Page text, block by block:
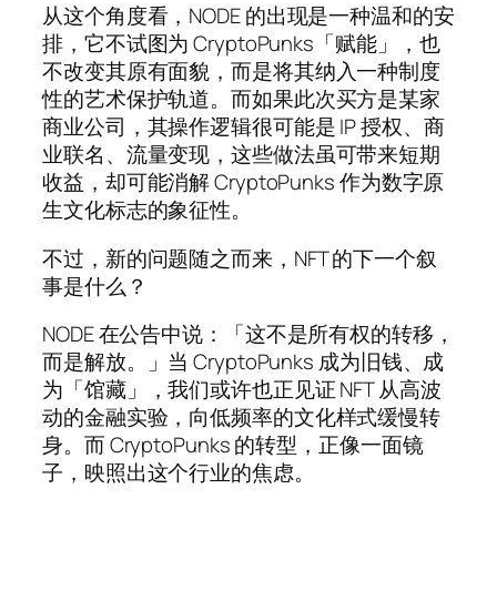
从这个角度看，NODE 的出现是一种温和的安
排，它不试图为 CryptoPunks「赋能」，也
不改变其原有面貌，而是将其纳入一种制度
性的艺术保护轨道。而如果此次买方是某家
商业公司，其操作逻辑很可能是 IP 授权、商
业联名、流量变现，这些做法虽可带来短期
收益，却可能消解 CryptoPunks 作为数字原
生文化标志的象征性。
不过，新的问题随之而来，NFT 的下一个叙
事是什么？
NODE 在公告中说：「这不是所有权的转移，
而是解放。」当 CryptoPunks 成为旧钱、成
为「馆藏」，我们或许也正见证 NFT 从高波
动的金融实验，向低频率的文化样式缓慢转
身。而 CryptoPunks 的转型，正像一面镜
子，映照出这个行业的焦虑。